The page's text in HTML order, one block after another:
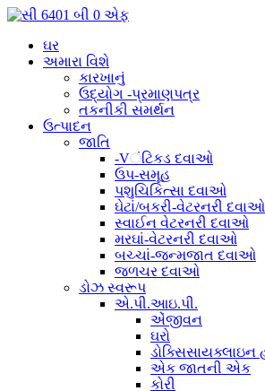
ઘર
અમારા વિશે
કારખાનું
ઉદ્યોગ -પ્રમાણપત્ર
તકનીકી સમર્થન
ઉત્પાદન
જાતિ
-Vંટિકડ દવાઓ
ઉપ-સમૂહ
પશુચિકિત્સા દવાઓ
ઘેટાં/બકરી-વેટરનરી દવાઓ
સ્વાઈન વેટરનરી દવાઓ
મરઘાં-વેટરનરી દવાઓ
બચ્ચાં-જન્મજાત દવાઓ
જળચર દવાઓ
ડોઝ સ્વરૂપ
એ.પી.આઇ.પી.
એંજીવન
ઘરો
ડોક્સિસાયક્લાઇન
એક જાતની એક
કોરી